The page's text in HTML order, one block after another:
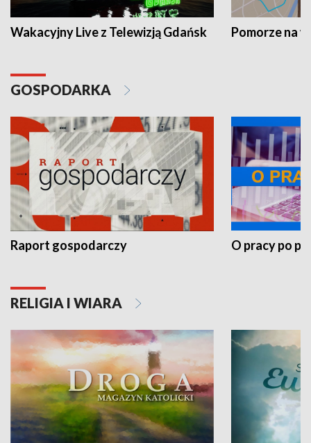
Wakacyjny Live z Telewizją Gdańsk Pomorze na
GOSPODARKA
Raport gospodarczy O pracy po
RELIGIA I WIARA